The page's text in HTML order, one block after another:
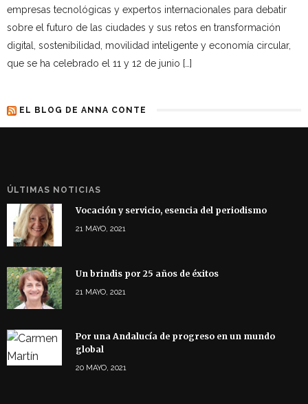
empresas tecnológicas y expertos internacionales para debatir
sobre el futuro de las ciudades y sus retos en transformación
digital, sostenibilidad, movilidad inteligente y economía circular,
que se ha celebrado el 11 y 12 de junio […]
EL BLOG DE ANNA CONTE
ÚLTIMAS NOTICIAS
Vocación y servicio, esencia del periodismo
21 MAYO, 2021
Un brindis por 25 años de éxitos
21 MAYO, 2021
Por una Andalucía de progreso en un mundo
global
20 MAYO, 2021